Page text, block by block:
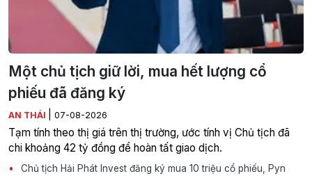
Một chủ tịch giữ lời, mua hết lượng cổ
phiếu đã đăng ký
AN THÁI 07-08-2026
Tạm tính theo thị giá trên thị trường, ước tính vị Chủ tịch đã
chi khoảng 42 tỷ đồng để hoàn tất giao dịch.
Chủ tịch Hải Phát Invest đăng ký mua 10 triệu cổ phiếu, Pyn